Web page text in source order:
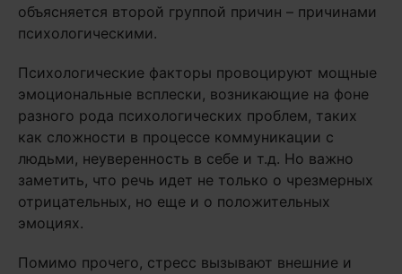
объясняется второй группой причин – причинами
психологическими.
Психологические факторы провоцируют мощные
эмоциональные всплески, возникающие на фоне
разного рода психологических проблем, таких
как сложности в процессе коммуникации с
людьми, неуверенность в себе и т.д. Но важно
заметить, что речь идет не только о чрезмерных
отрицательных, но еще и о положительных
эмоциях.
Помимо прочего, стресс вызывают внешние и